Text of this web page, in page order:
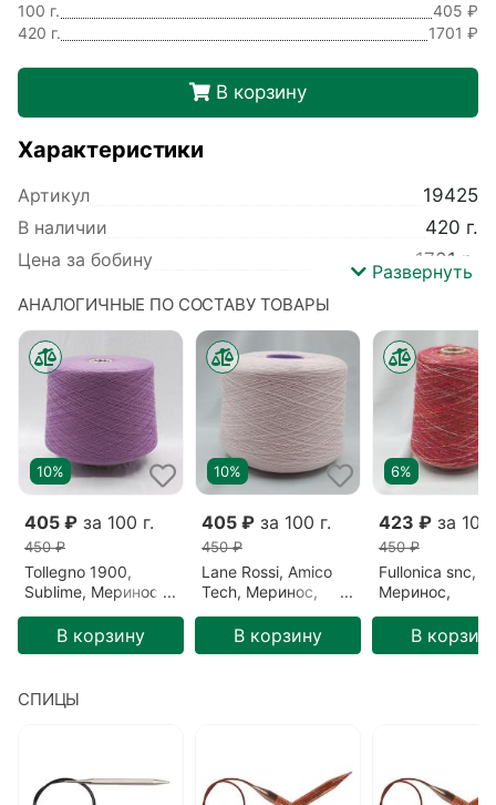
100 г.
405 ₽
420 г.
1701 ₽
В корзину
Характеристики
Артикул
19425
В наличии
420 г.
Цена за бобину
1701 р.
Коллекция
Amico Soft
Базовый цвет
Розовый
Вид пряжи
Гребенная
Метраж
1500 м/100 гр
Детальный состав
Меринос 100%
Цвет
Марсианская вишня (081223-1)
Развернуть
АНАЛОГИЧНЫЕ ПО СОСТАВУ ТОВАРЫ
10%
405 ₽ за 100 г.
450 ₽
Tollegno 1900,
Sublime, Меринос,
Фиолетовый/
Черничный десерт
В корзину
10%
405 ₽ за 100 г.
450 ₽
Lane Rossi, Amico
Tech, Меринос,
(100424-6)
В корзину
6%
423 ₽ за 100
450 ₽
Fullonica snc,
Меринос,
Мексика (F103)
В
СПИЦЫ